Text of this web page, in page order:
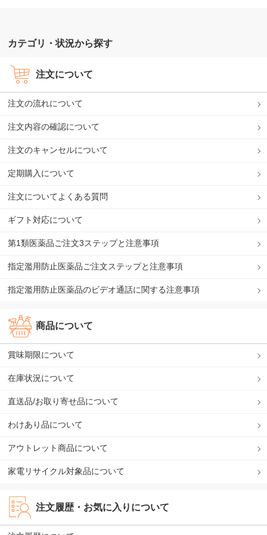
カテゴリ・状況から探す
注文について
注文の流れについて
注文内容の確認について
注文のキャンセルについて
定期購入について
注文についてよくある質問
ギフト対応について
第1類医薬品ご注文3ステップと注意事項
指定濫用防止医薬品ご注文ステップと注意事項
指定濫用防止医薬品のビデオ通話に関する注意事項
商品について
賞味期限について
在庫状況について
直送品/お取り寄せ品について
わけあり品について
アウトレット商品について
家電リサイクル対象品について
注文履歴・お気に入りについて